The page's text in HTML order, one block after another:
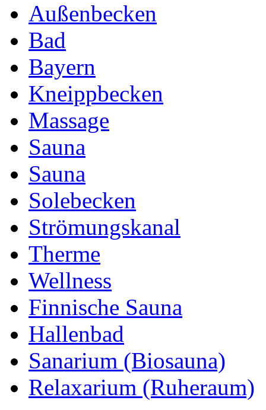
Außenbecken
Bad
Bayern
Kneippbecken
Massage
Sauna
Sauna
Solebecken
Strömungskanal
Therme
Wellness
Finnische Sauna
Hallenbad
Sanarium (Biosauna)
Relaxarium (Ruheraum)